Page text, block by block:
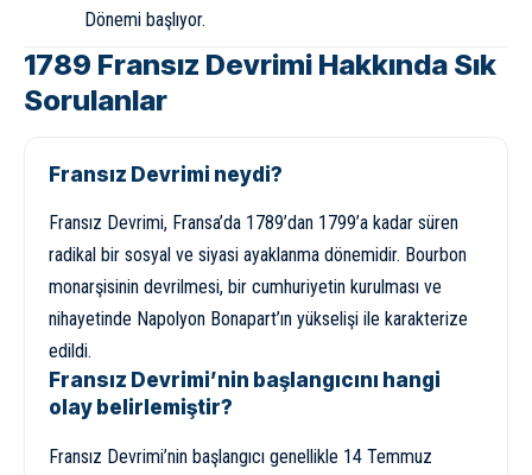
Dönemi başlıyor.
1789 Fransız Devrimi Hakkında Sık
Sorulanlar
Fransız Devrimi neydi?
Fransız Devrimi, Fransa’da 1789’dan 1799’a kadar süren
radikal bir sosyal ve siyasi ayaklanma dönemidir. Bourbon
monarşisinin devrilmesi, bir cumhuriyetin kurulması ve
nihayetinde Napolyon Bonapart’ın yükselişi ile karakterize
edildi.
Fransız Devrimi’nin başlangıcını hangi
olay belirlemiştir?
Fransız Devrimi’nin başlangıcı genellikle 14 Temmuz